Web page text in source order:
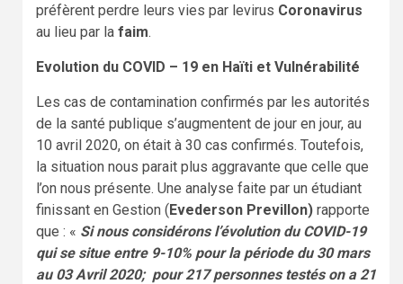
préfèrent perdre leurs vies par levirus Coronavirus
au lieu par la faim.
Evolution du COVID – 19 en Haïti et Vulnérabilité
Les cas de contamination confirmés par les autorités
de la santé publique s’augmentent de jour en jour, au
10 avril 2020, on était à 30 cas confirmés. Toutefois,
la situation nous parait plus aggravante que celle que
l’on nous présente. Une analyse faite par un étudiant
finissant en Gestion (Evederson Previllon) rapporte
que : « Si nous considérons l’évolution du COVID-19
qui se situe entre 9-10% pour la période du 30 mars
au 03 Avril 2020; pour 217 personnes testés on a 21